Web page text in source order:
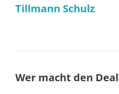
Tillmann Schulz
Wer macht den